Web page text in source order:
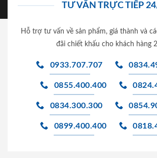
TƯ VẤN TRỰC TIẾP
Hỗ trợ tư vấn về sản phẩm, giá thành và
đãi chiết khấu cho khách hàng
0933.707.707
0855.400.400
0834.300.300
0899.400.400